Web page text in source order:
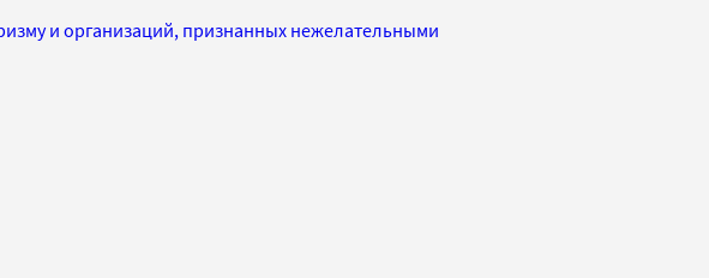
и организаций, признанных нежелательными